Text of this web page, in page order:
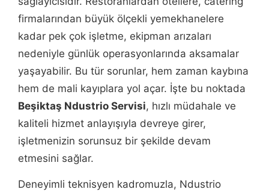
firmalarından büyük ölçekli yemekhanelere
kadar pek çok işletme, ekipman arızaları
nedeniyle günlük operasyonlarında aksamalar
yaşayabilir. Bu tür sorunlar, hem zaman kaybına
hem de mali kayıplara yol açar. İşte bu noktada
Beşiktaş Ndustrio Servisi, hızlı müdahale ve
kaliteli hizmet anlayışıyla devreye girer,
işletmenizin sorunsuz bir şekilde devam
etmesini sağlar.
Deneyimli teknisyen kadromuzla, Ndustrio